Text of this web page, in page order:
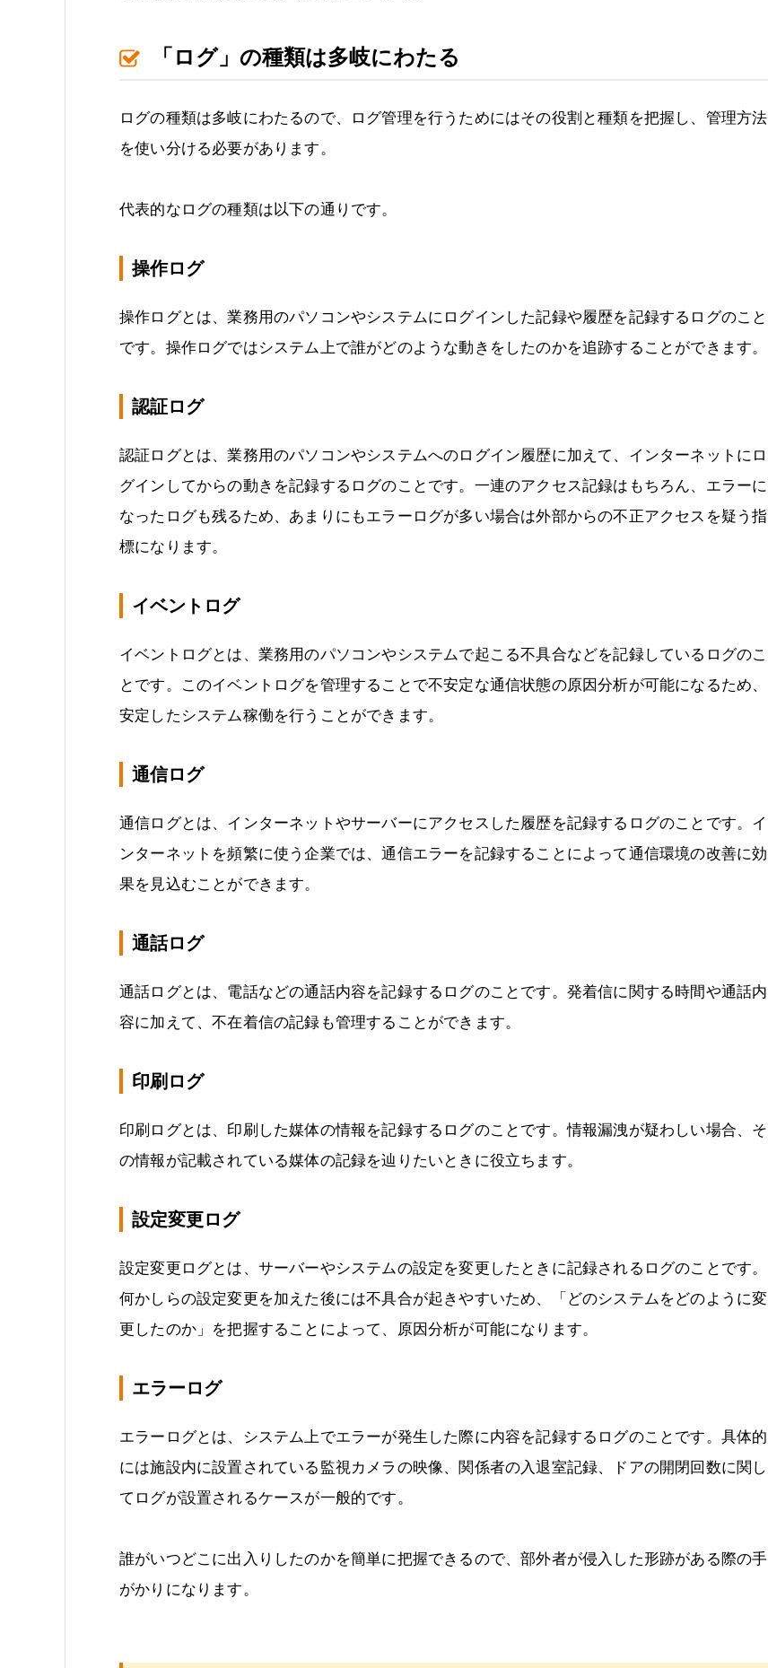
「ログ」の種類は多岐にわたる
ログの種類は多岐にわたるので、ログ管理を行うためにはその役割と種類を把握し、管理方法
を使い分ける必要があります。
代表的なログの種類は以下の通りです。
操作ログ
操作ログとは、業務用のパソコンやシステムにログインした記録や履歴を記録するログのこと
です。操作ログではシステム上で誰がどのような動きをしたのかを追跡することができます。
認証ログ
認証ログとは、業務用のパソコンやシステムへのログイン履歴に加えて、インターネットにロ
グインしてからの動きを記録するログのことです。一連のアクセス記録はもちろん、エラーに
なったログも残るため、あまりにもエラーログが多い場合は外部からの不正アクセスを疑う指
標になります。
イベントログ
イベントログとは、業務用のパソコンやシステムで起こる不具合などを記録しているログのこ
とです。このイベントログを管理することで不安定な通信状態の原因分析が可能になるため、
安定したシステム稼働を行うことができます。
通信ログ
通信ログとは、インターネットやサーバーにアクセスした履歴を記録するログのことです。イ
ンターネットを頻繁に使う企業では、通信エラーを記録することによって通信環境の改善に効
果を見込むことができます。
通話ログ
通話ログとは、電話などの通話内容を記録するログのことです。発着信に関する時間や通話内
容に加えて、不在着信の記録も管理することができます。
印刷ログ
印刷ログとは、印刷した媒体の情報を記録するログのことです。情報漏洩が疑わしい場合、そ
の情報が記載されている媒体の記録を辿りたいときに役立ちます。
設定変更ログ
設定変更ログとは、サーバーやシステムの設定を変更したときに記録されるログのことです。
何かしらの設定変更を加えた後には不具合が起きやすいため、「どのシステムをどのように変
更したのか」を把握することによって、原因分析が可能になります。
エラーログ
エラーログとは、システム上でエラーが発生した際に内容を記録するログのことです。具体的
には施設内に設置されている監視カメラの映像、関係者の入退室記録、ドアの開閉回数に関し
てログが設置されるケースが一般的です。
誰がいつどこに出入りしたのかを簡単に把握できるので、部外者が侵入した形跡がある際の手
がかりになります。